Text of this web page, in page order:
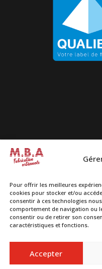
Pour offrir les meilleures
cookies pour stocker et/ou
consentir à ces technologies
comportement de navigation ou
consentir ou de retirer son
caractéristiques et fonctions.
Accepter
TRADITIONNELLE